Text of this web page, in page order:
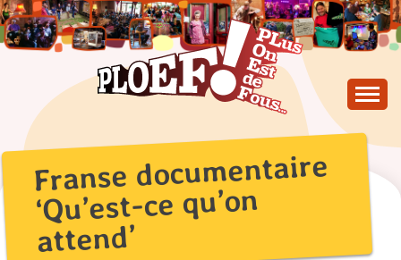
Skip
to
content
PLOEF!
Franse documentaire
‘Qu’est-ce qu’on
attend’